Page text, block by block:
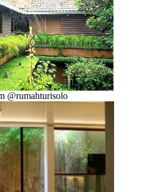
@rumahturisolo